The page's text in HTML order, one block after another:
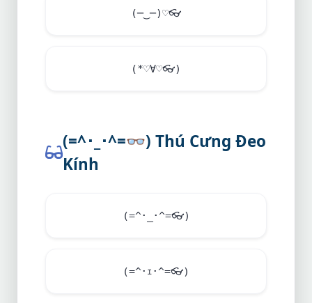
(─‿─)♡👓
(*♡∀♡👓)
(=^･_･^=👓) Thú Cưng Đeo
Kính
(=^･_･^=👓)
(=^･ｪ･^=👓)